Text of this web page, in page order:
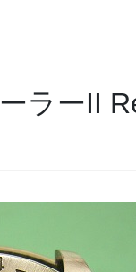
ラーII